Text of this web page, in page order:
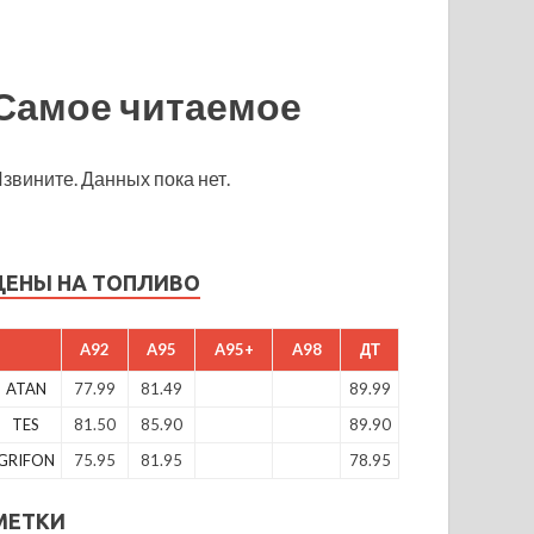
читаемое
Данных пока нет.
НА ТОПЛИВО
A92 A95 A95+ A98 ДТ
ATAN 77.99 81.49
89.99
TES
81.50 85.90
89.90
75.95 81.95 78.95